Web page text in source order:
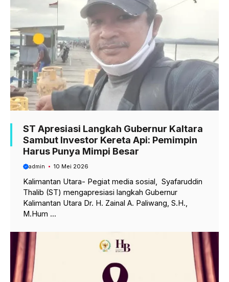
ST Apresiasi Langkah Gubernur Kaltara
Sambut Investor Kereta Api: Pemimpin
Harus Punya Mimpi Besar
admin 10 Mei 2026
Kalimantan Utara- Pegiat media sosial, Syafaruddin
Thalib (ST) mengapresiasi langkah Gubernur
Kalimantan Utara Dr. H. Zainal A. Paliwang, S.H.,
M.Hum ...